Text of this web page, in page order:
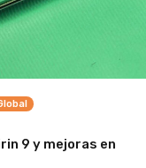
9 y mejoras en